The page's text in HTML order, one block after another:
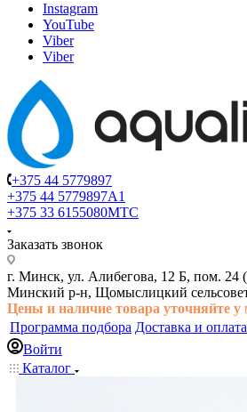
Instagram
YouTube
Viber
Viber
+375 44 5779897
+375 44 5779897A1
+375 33 6155080МТС
Заказать звонок
г. Минск, ул. Алибегова, 12 Б, пом. 24
Минский р-н, Щомыслицкий
Цены и наличие товара уточняйте у
Программа подбора Доставка и оплата
Войти
Каталог